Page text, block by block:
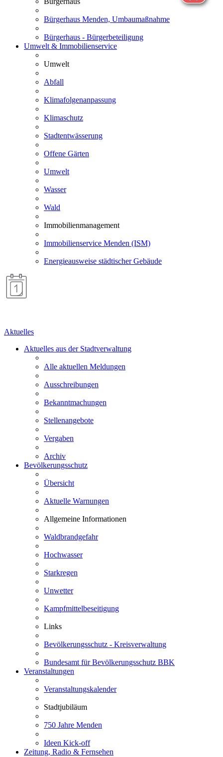
Bürgerhaus Menden, Umbaumaßnahme
Bürgerhaus - Bürgerbeteiligung
Umwelt & Immobilienservice
Umwelt
Abfall
Klimafolgenanpassung
Klimaschutz
Stadtentwässerung
Offene Gärten
Umwelt
Wasser
Wald
Immobilienmanagement
Immobilienservice Menden (ISM)
Energieausweise städtischer Gebäude
Aktuelles
Aktuelles aus der Stadtverwaltung
Alle aktuellen Meldungen
Ausschreibungen
Bekanntmachungen
Stellenangebote
Vergaben
Archiv
Bevölkerungsschutz
Übersicht
Aktuelle Warnungen
Allgemeine Informationen
Waldbrandgefahr
Hochwasser
Starkregen
Unwetter
Kampfmittelbeseitigung
Links
Bevölkerungsschutz - Kreisverwaltung
Bundesamt für Bevölkerungsschutz BBK
Veranstaltungen
Veranstaltungskalender
Stadtjubiläum
750 Jahre Menden
Ideen Kick-off
Zeitung, Radio & Fernsehen